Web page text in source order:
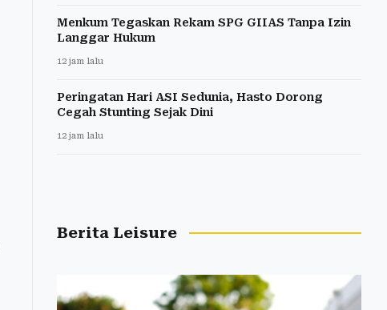
Menkum Tegaskan Rekam SPG GIIAS Tanpa Izin
Langgar Hukum
12 jam lalu
Peringatan Hari ASI Sedunia, Hasto Dorong
Cegah Stunting Sejak Dini
12 jam lalu
Berita Leisure